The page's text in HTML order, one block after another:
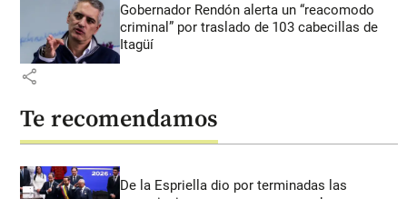
Gobernador Rendón alerta un “reacomodo
criminal” por traslado de 103 cabecillas de
Itagüí
share
Te recomendamos
De la Espriella dio por terminadas las